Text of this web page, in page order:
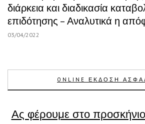
διάρκεια και διαδικασία
επιδότησης – Αναλυτικά η
03/04/2022
ONLINE ΕΚΔΟΣΗ
Ας φέρουμε στο προσκήνιο